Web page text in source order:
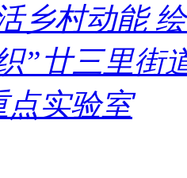
乡村动能
”廿三里街
点实验室